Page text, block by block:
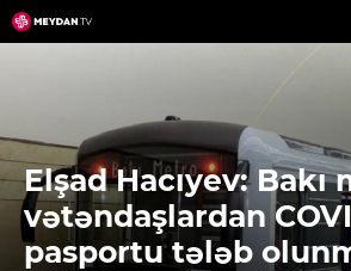
Skip
to
Elşad Hacıyev: Bakı
vətəndaşlardan
pasportu tələb